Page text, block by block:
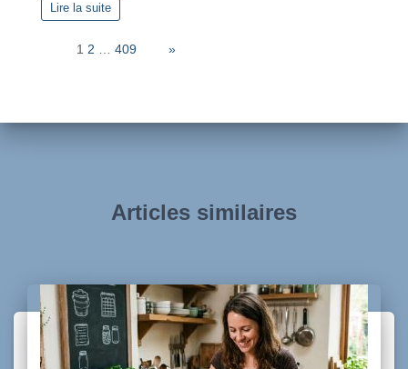
Lire la suite
1 2 409 »
Articles similaires